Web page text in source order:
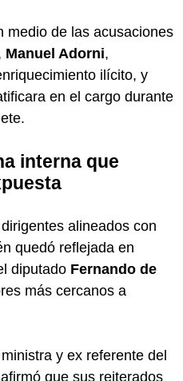
medio de las acusaciones
Manuel Adorni,
ilícito, y
en el cargo durante
interna que
alineados con
quedó reflejada en
diputado Fernando de
más cercanos a
y ex referente del
que sus reiterados